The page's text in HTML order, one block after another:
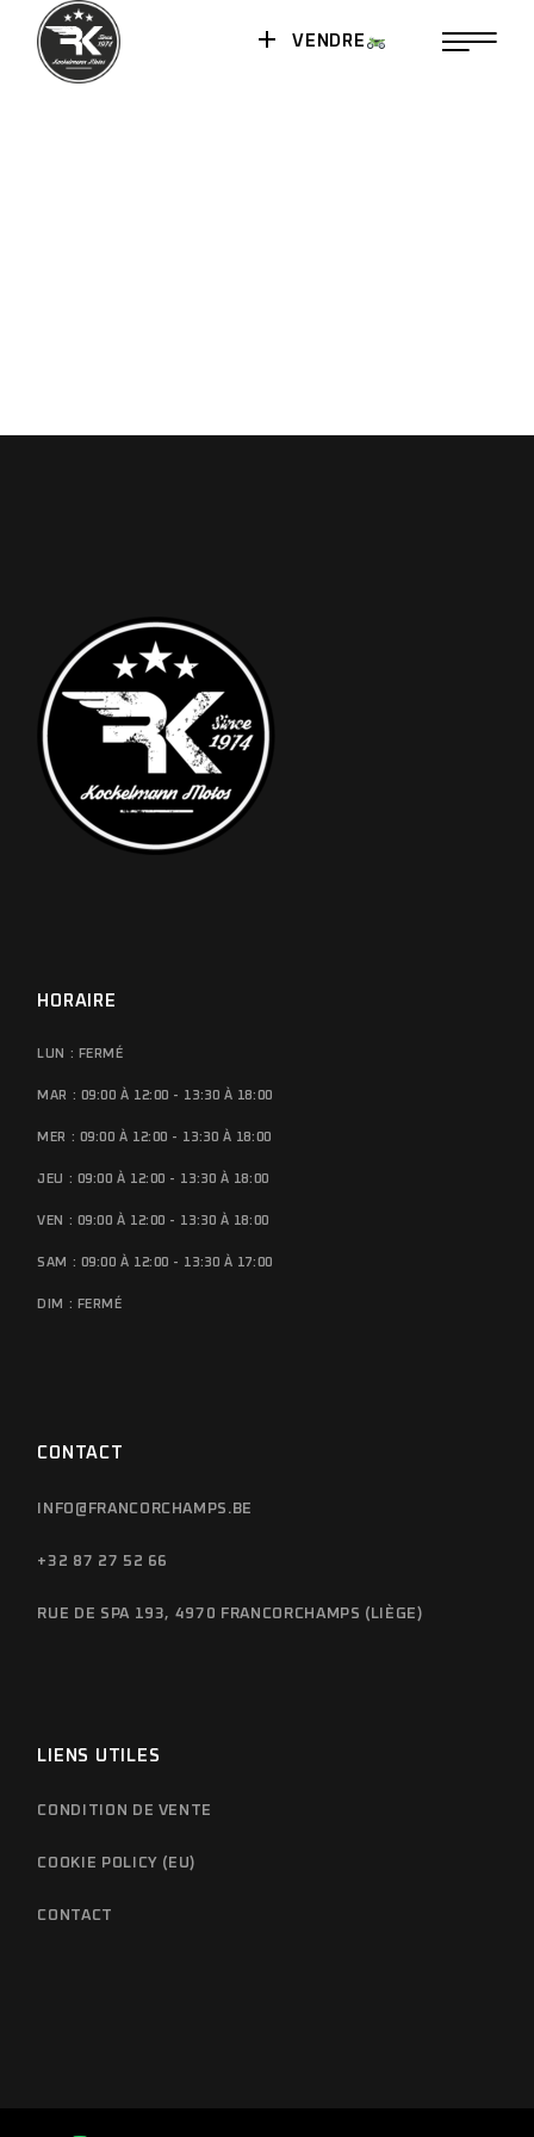
VENDRE
HORAIRE
LUN : FERMÉ
MAR : 09:00 À 12:00 - 13:30 À 18:00
MER : 09:00 À 12:00 - 13:30 À 18:00
JEU : 09:00 À 12:00 - 13:30 À 18:00
VEN : 09:00 À 12:00 - 13:30 À 18:00
SAM : 09:00 À 12:00 - 13:30 À 17:00
DIM : FERMÉ
CONTACT
INFO@FRANCORCHAMPS.BE
+32 87 27 52 66
RUE DE SPA 193, 4970 FRANCORCHAMPS (LIÈGE)
LIENS UTILES
CONDITION DE VENTE
COOKIE POLICY (EU)
CONTACT